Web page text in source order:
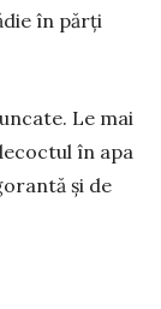
în părți
Le mai
în apa
și de